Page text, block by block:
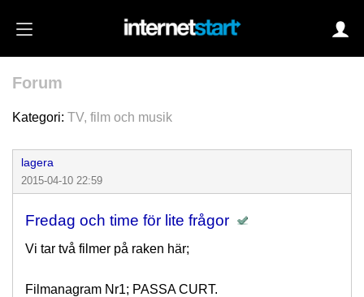
• Glömt lösenord?
Forum
Kategori: TV, film och musik
lagera
2015-04-10 22:59
Fredag och time för lite frågor
Vi tar två filmer på raken här;
Filmanagram Nr1; PASSA CURT.